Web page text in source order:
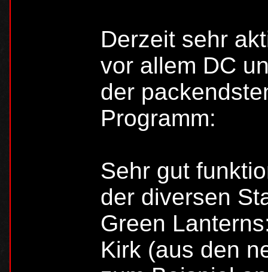
Derzeit sehr
vor allem DC
der
Programm:
Sehr gut
der diversen
Green
Kirk (aus den